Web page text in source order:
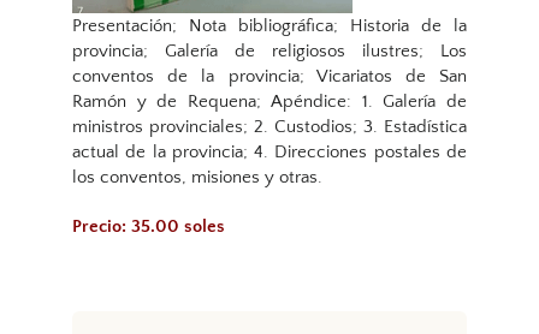
Presentación; Nota bibliográfica; Historia de la
provincia; Galería de religiosos ilustres; Los
conventos de la provincia; Vicariatos de San
Ramón y de Requena; Apéndice: 1. Galería de
ministros provinciales; 2. Custodios; 3. Estadística
actual de la provincia; 4. Direcciones postales de
los conventos, misiones y otras.
Precio: 35.00 soles